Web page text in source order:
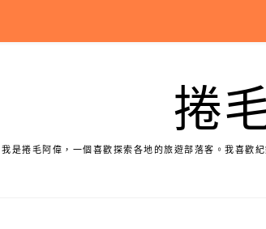
捲
是捲毛阿偉，一個喜歡探索各地的旅遊部落客。我喜歡